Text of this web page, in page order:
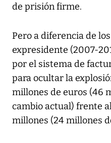
de prisión firme.
Pero a diferencia de
expresidente (2007-
por el sistema de
para ocultar la
millones de euros (46
cambio actual) frente
millones (24 millones